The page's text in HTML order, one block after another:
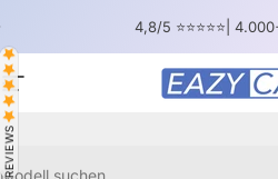
4,8/5 ⭐⭐⭐⭐⭐|
Seitennavigation EAZY CASE
REVIEWS
Modell suchen